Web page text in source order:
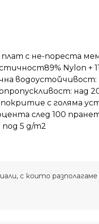
с не-пореста
Nylon +
водоустойчивост:
над
с голяма
след 100
5 g/m2
с които